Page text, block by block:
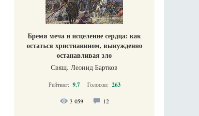
Бремя меча и исцеление сердца: как
остаться христианином, вынужденно
останавливая зло
Свящ. Леонид Бартков
Рейтинг: 9.7 Голосов: 263
3 059 12